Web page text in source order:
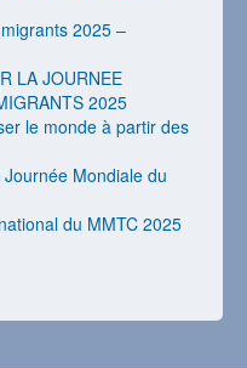
2025 –
LA JOURNEE
2025
le monde à partir des
Mondiale du
du MMTC 2025